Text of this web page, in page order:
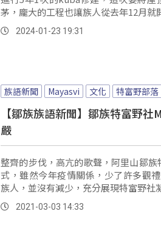
茅，龐大的工程也讓族人從去年12月就
2024-01-23 19:31
族語新聞 Mayasvi 文化 特富野部落
【鄒族族語新聞】鄒族特富野
嚴
整齊的步伐，高亢的歌聲，阿里山鄒
式，雖然今年疫情關係，少了許多觀
族人，並沒有減少，充分展現特富野社
2021-03-03 14:33